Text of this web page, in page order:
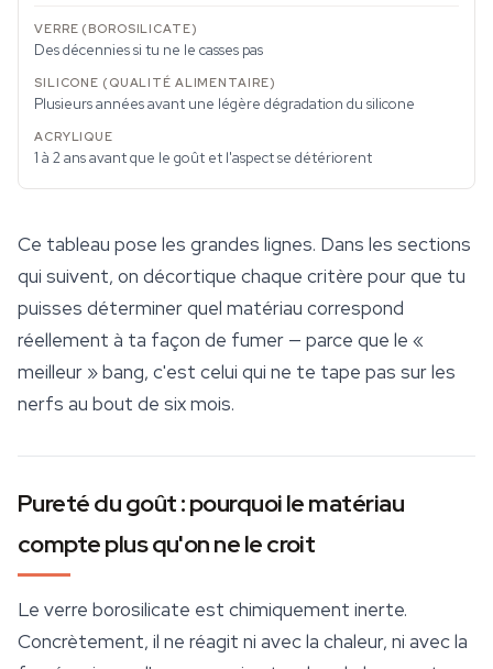
Des décennies si tu ne le casses pas
Plusieurs années avant une légère dégradation du silicone
1 à 2 ans avant que le goût et l'aspect se détériorent
Ce tableau pose les grandes lignes. Dans les sections
qui suivent, on décortique chaque critère pour que tu
puisses déterminer quel matériau correspond
réellement à ta façon de fumer — parce que le «
meilleur » bang, c'est celui qui ne te tape pas sur les
nerfs au bout de six mois.
Pureté du goût : pourquoi le matériau
compte plus qu'on ne le croit
Le verre borosilicate est chimiquement inerte.
Concrètement, il ne réagit ni avec la chaleur, ni avec la